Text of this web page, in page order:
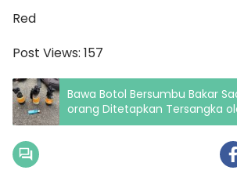
Red
Post Views: 157
Bawa Botol Bersumbu Bakar
orang Ditetapkan Tersangka
Metro Jaya